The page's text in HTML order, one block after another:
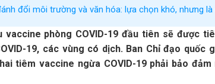
đổi môi trường và văn hóa: lựa chọn khó, nhưng
vaccine phòng COVID-19 đầu tiên sẽ được
19, các vùng có dịch. Ban Chỉ đạo quốc
tiêm vaccine ngừa COVID-19 phải bảo